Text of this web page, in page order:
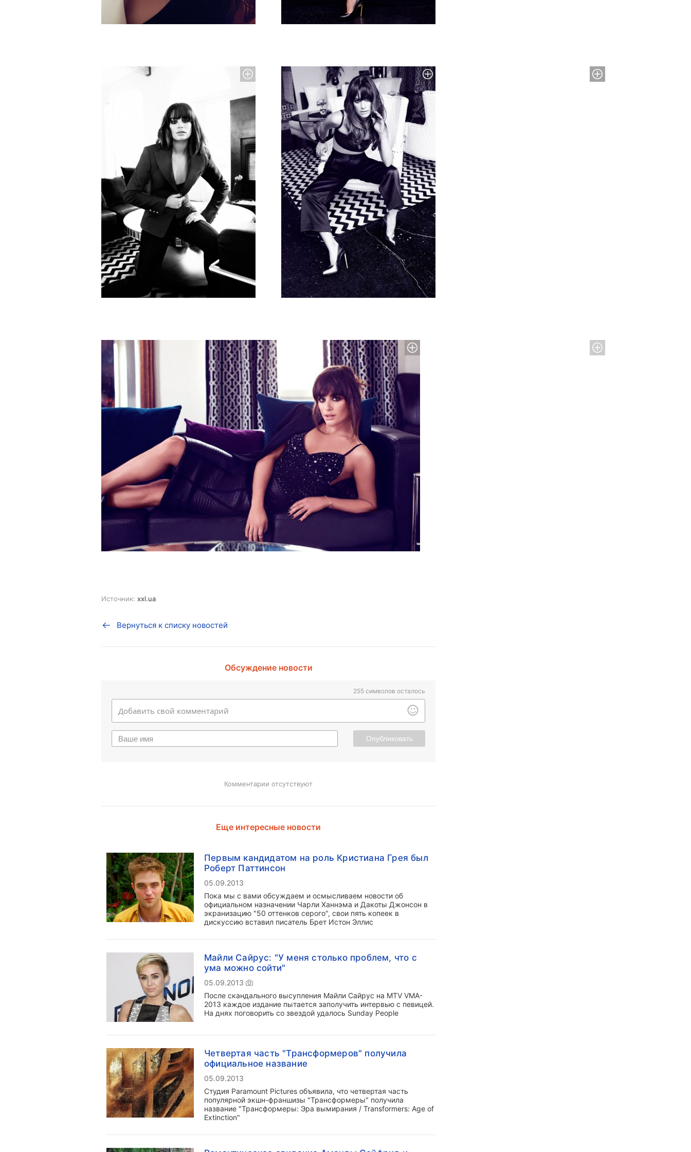
Источник: xxl.ua
Вернуться к списку новостей
Обсуждение новости
255 символов осталось
Опубликовать
Комментарии отсутствуют
Еще интересные новости
Первым кандидатом на роль Кристиана Грея был
Роберт Паттинсон
05.09.2013
Пока мы с вами обсуждаем и осмысливаем новости об
официальном назначении Чарли Ханнэма и Дакоты Джонсон в
экранизацию "50 оттенков серого", свои пять копеек в
дискуссию вставил писатель Брет Истон Эллис
Майли Сайрус: "У меня столько проблем, что с
ума можно сойти"
05.09.2013
После скандального высупления Майли Сайрус на MTV VMA-
2013 каждое издание пытается заполучить интервью с певицей.
На днях поговорить со звездой удалось Sunday People
Четвертая часть "Трансформеров" получила
официальное название
05.09.2013
Студия Paramount Pictures объявила, что четвертая часть
популярной экшн-франшизы "Трансформеры" получила
название "Трансформеры: Эра вымирания / Transformers: Age of
Extinction"